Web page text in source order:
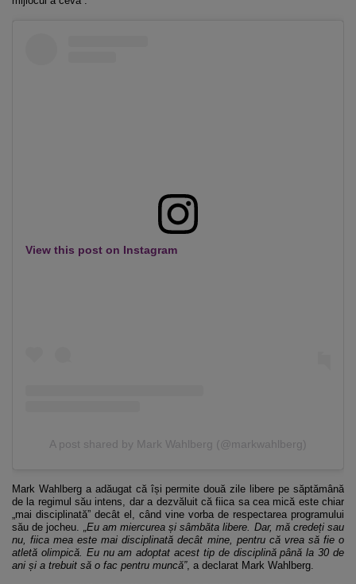
View this post on Instagram
A post shared by Mark Wahlberg (@markwahlberg)
Mark Wahlberg a adăugat că își permite două zile libere pe săptămână
de la regimul său intens, dar a dezvăluit că fiica sa cea mică este chiar
„mai disciplinată” decât el, când vine vorba de respectarea programului
său de jocheu. „Eu am miercurea și sâmbăta libere. Dar, mă credeți sau
nu, fiica mea este mai disciplinată decât mine, pentru că vrea să fie o
atletă olimpică. Eu nu am adoptat acest tip de disciplină până la 30 de
ani și a trebuit să o fac pentru muncă”, a declarat Mark Wahlberg.